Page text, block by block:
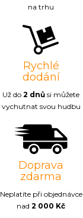
na trhu
Rychlé
dodání
Už do 2 dnů si můžete
vychutnat svou hudbu
Doprava
zdarma
Neplatíte při objednávce
nad 2 000 Kč